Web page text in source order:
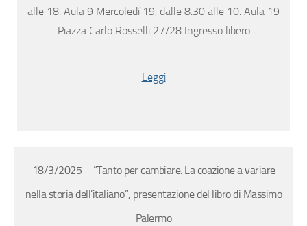
alle 18. Aula 9 Mercoledí 19, dalle 8.30 alle 10. Aula 19
Piazza Carlo Rosselli 27/28 Ingresso libero
Leggi
18/3/2025 – “Tanto per cambiare. La coazione a variare
nella storia dell’italiano”, presentazione del libro di Massimo
Palermo